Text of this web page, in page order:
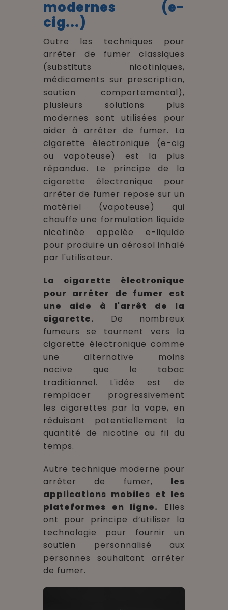
modernes (e-
cig...)
Outre les techniques pour
arrêter de fumer classiques
(substituts nicotiniques,
médicaments sur prescription,
soutien comportemental),
plusieurs solutions plus
modernes sont utilisées pour
aider à arrêter de fumer. La
cigarette électronique (e-cig
ou vapoteuse) est la plus
répandue. Le principe de la
cigarette électronique pour
arrêter de fumer repose sur un
matériel (vapoteuse) qui
chauffe une formulation liquide
nicotinée appelée e-liquide
pour produire un aérosol inhalé
par l'utilisateur.
La cigarette électronique
pour arrêter de fumer est
une aide à l'arrêt de la
cigarette. De nombreux
fumeurs se tournent vers la
cigarette électronique comme
une alternative moins
nocive que le tabac
traditionnel. L'idée est de
remplacer progressivement
les cigarettes par la vape, en
réduisant potentiellement la
quantité de nicotine au fil du
temps.
Autre technique moderne pour
arrêter de fumer, les
applications mobiles et les
plateformes en ligne.
Elles
ont pour principe d’utiliser la
technologie pour fournir un
soutien personnalisé aux
personnes souhaitant arrêter
de fumer.